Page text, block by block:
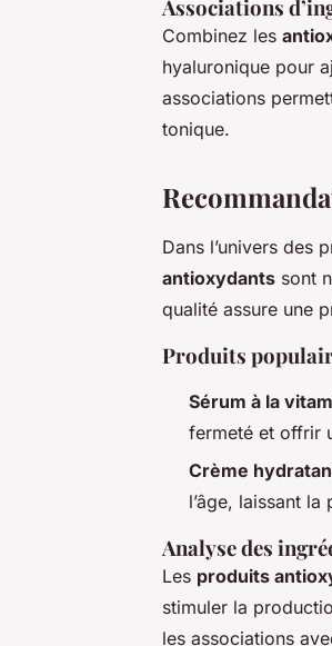
Associations
Combinez les
hyaluronique pour
associations
tonique.
Dans l’univers des
antioxydants sont
qualité assure une
Produits
Sérum à la
fermeté et offrir
Crème
l’âge, laissant
Analyse des
Les produits
stimuler la
les associations